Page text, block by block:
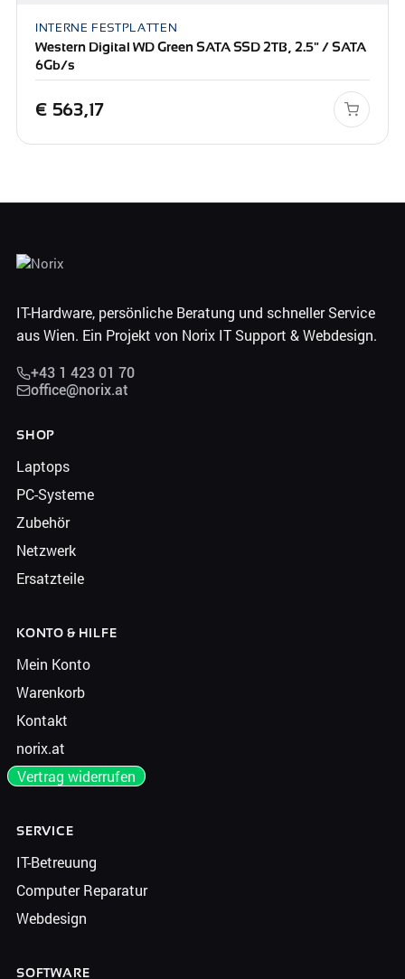
INTERNE FESTPLATTEN
Western Digital WD Green SATA SSD 2TB, 2.5" / SATA
6Gb/s
€ 563,17
IT-Hardware, persönliche Beratung und schneller Service
aus Wien. Ein Projekt von Norix IT Support & Webdesign.
+43 1 423 01 70
office@norix.at
SHOP
Laptops
PC-Systeme
Zubehör
Netzwerk
Ersatzteile
KONTO & HILFE
Mein Konto
Warenkorb
Kontakt
norix.at
Vertrag widerrufen
SERVICE
IT-Betreuung
Computer Reparatur
Webdesign
SOFTWARE